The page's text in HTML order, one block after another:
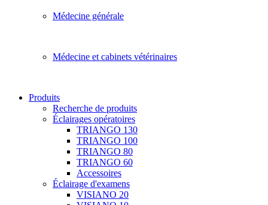
Médecine générale
Médecine et cabinets vétérinaires
Produits
Recherche de produits
Éclairages opératoires
TRIANGO 130
TRIANGO 100
TRIANGO 80
TRIANGO 60
Accessoires
Éclairage d'examens
VISIANO 20